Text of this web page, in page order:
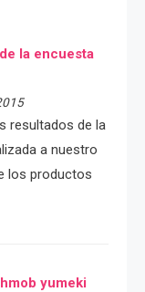
la encuesta
resultados de la
a nuestro
los productos
yumeki